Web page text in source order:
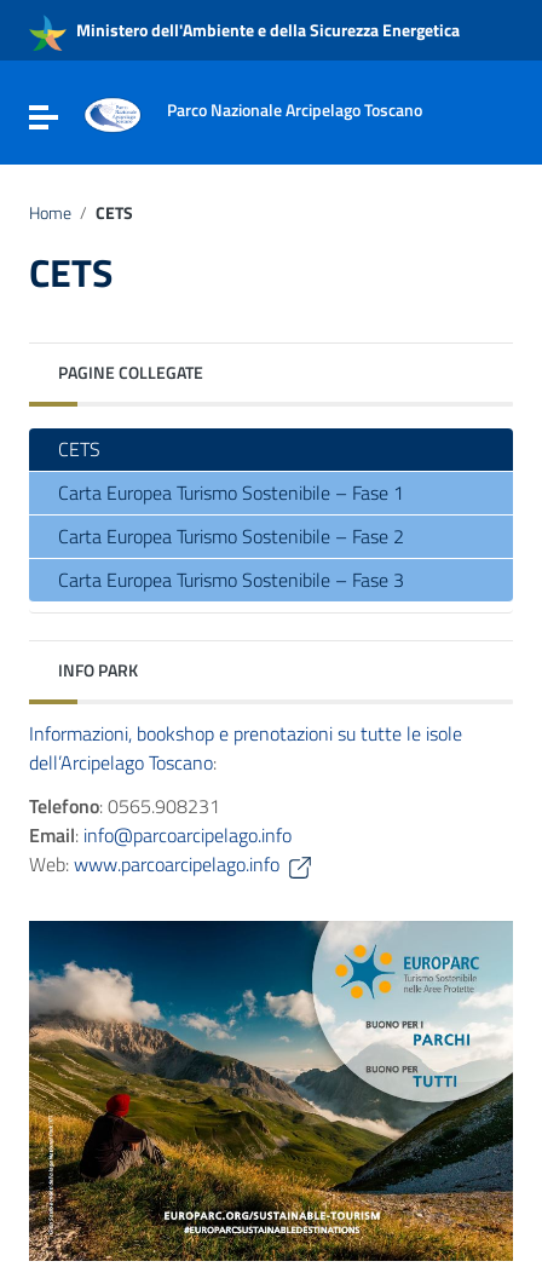
Vai al menu di navigazione
Vai al footer
Ministero dell'Ambiente e della Sicurezza Energetica
Attiva / disattiva la navigazione
Parco Nazionale Arcipelago Toscano
Home / CETS
CETS
PAGINE COLLEGATE
CETS
Carta Europea Turismo Sostenibile – Fase 1
Carta Europea Turismo Sostenibile – Fase 2
Carta Europea Turismo Sostenibile – Fase 3
INFO PARK
Informazioni, bookshop e prenotazioni su tutte le isole
dell’Arcipelago Toscano:
Telefono: 0565.908231
Email: info@parcoarcipelago.info
Web:www.parcoarcipelago.info